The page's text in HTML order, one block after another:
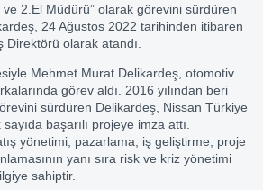
ve 2.El Müdürü” olarak görevini sürdüren
24 Ağustos 2022 tarihinden itibaren
Direktörü olarak atandı.
Mehmet Murat Delikardeş, otomotiv
görev aldı. 2016 yılından beri
sürdüren Delikardeş, Nissan Türkiye
sayıda başarılı projeye imza attı.
yönetimi, pazarlama, iş geliştirme, proje
yanı sıra risk ve kriz yönetimi
sahiptir.